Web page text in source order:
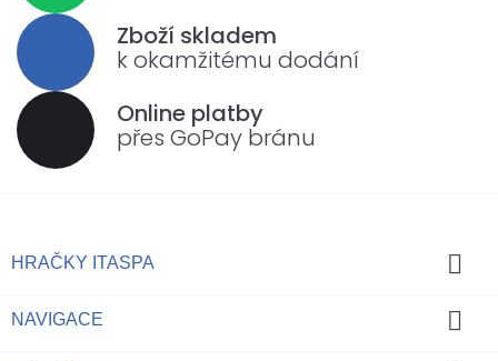
Zboží skladem
k okamžitému dodání
Online platby
přes GoPay bránu
HRAČKY ITASPA 
NAVIGACE 